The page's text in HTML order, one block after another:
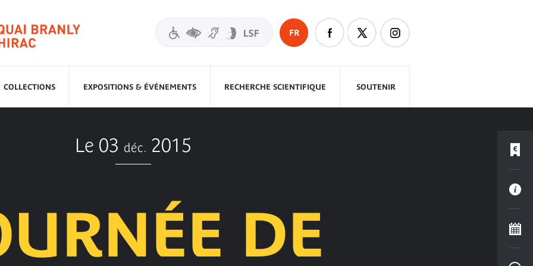
FR
COLLECTIONS EXPOSITIONS & ÉVÉNEMENTS RECHERCHE SCIENTIFIQUE SOUTENIR
Le 03 déc. 2015
DE